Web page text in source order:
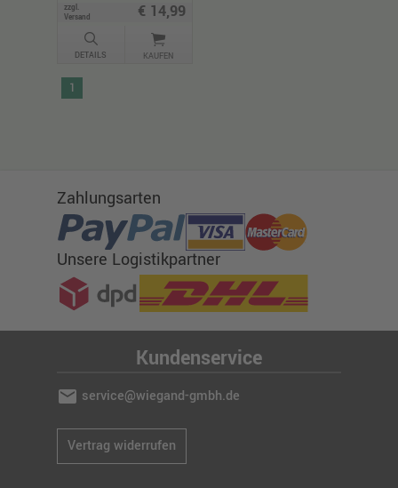
zzgl.
Versand
€ 14,99
DETAILS KAUFEN
1
Zahlungsarten
Unsere Logistikpartner
Kundenservice
mail service@wiegand-gmbh.de
Vertrag widerrufen